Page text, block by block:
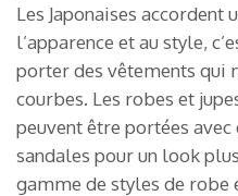
Les Japonaises accordent
l’apparence et au style,
porter des vêtements qui
courbes. Les robes et
peuvent être portées avec
sandales pour un look
gamme de styles de robe